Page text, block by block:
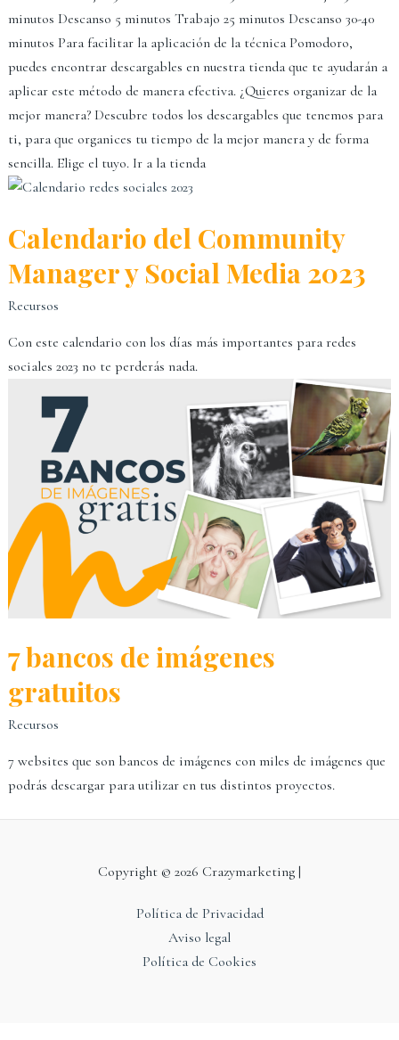
minutos Descanso 5 minutos Trabajo 25 minutos Descanso 30-40
minutos Para facilitar la aplicación de la técnica Pomodoro,
puedes encontrar descargables en nuestra tienda que te ayudarán a
aplicar este método de manera efectiva. ¿Quieres organizar de la
mejor manera? Descubre todos los descargables que tenemos para
ti, para que organices tu tiempo de la mejor manera y de forma
sencilla. Elige el tuyo. Ir a la tienda
Calendario del Community
Manager y Social Media 2023
Recursos
Con este calendario con los días más importantes para redes
sociales 2023 no te perderás nada.
7 bancos de imágenes
gratuitos
Recursos
7 websites que son bancos de imágenes con miles de imágenes que
podrás descargar para utilizar en tus distintos proyectos.
Copyright © 2026 Crazymarketing |
Política de Privacidad
Aviso legal
Política de Cookies